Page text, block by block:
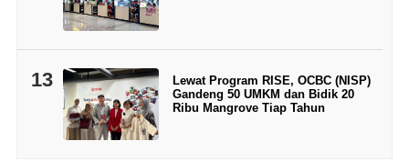
13
Lewat Program RISE, OCBC (NISP)
Gandeng 50 UMKM dan Bidik 20
Ribu Mangrove Tiap Tahun